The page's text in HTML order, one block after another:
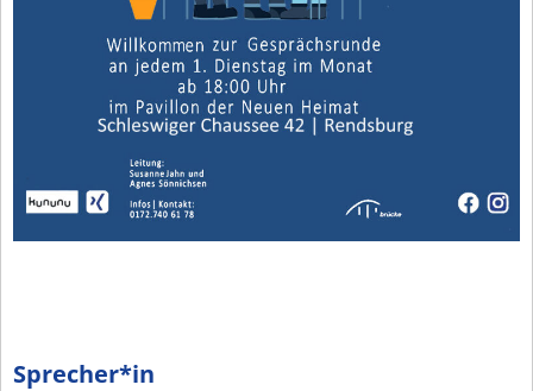
Sprecher*in